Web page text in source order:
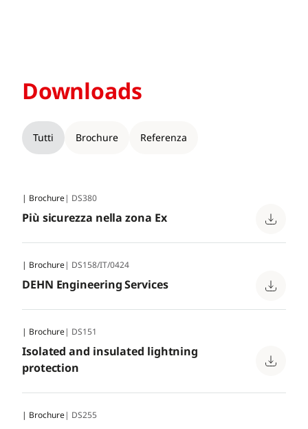
Downloads
Tutti Brochure Referenza
| Brochure| DS380
Più sicurezza nella zona Ex
| Brochure| DS158/IT/0424
DEHN Engineering Services
| Brochure| DS151
Isolated and insulated lightning
protection
| Brochure| DS255